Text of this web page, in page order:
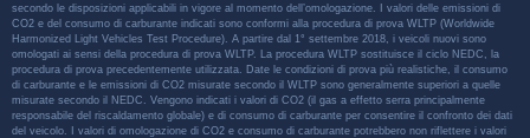
secondo le disposizioni applicabili in vigore al momento dell’omologazione. I valori delle emissioni di
CO2 e del consumo di carburante indicati sono conformi alla procedura di prova WLTP (Worldwide
Harmonized Light Vehicles Test Procedure). A partire dal 1° settembre 2018, i veicoli nuovi sono
omologati ai sensi della procedura di prova WLTP. La procedura WLTP sostituisce il ciclo NEDC, la
procedura di prova precedentemente utilizzata. Date le condizioni di prova più realistiche, il consumo
di carburante e le emissioni di CO2 misurate secondo il WLTP sono generalmente superiori a quelle
misurate secondo il NEDC. Vengono indicati i valori di CO2 (il gas a effetto serra principalmente
responsabile del riscaldamento globale) e di consumo di carburante per consentire il confronto dei dati
del veicolo. I valori di omologazione di CO2 e consumo di carburante potrebbero non riflettere i valori